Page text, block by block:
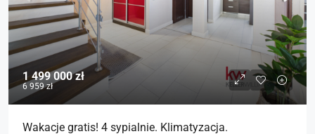
1 499 000 zł
6 959 zł
Wakacje gratis! 4 sypialnie. Klimatyzacja.